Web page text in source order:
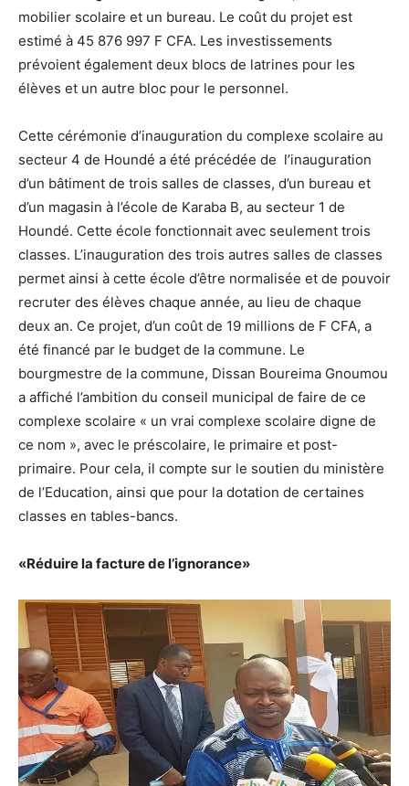
mobilier scolaire et un bureau. Le coût du projet est
estimé à 45 876 997 F CFA. Les investissements
prévoient également deux blocs de latrines pour les
élèves et un autre bloc pour le personnel.
Cette cérémonie d’inauguration du complexe scolaire au
secteur 4 de Houndé a été précédée de l’inauguration
d’un bâtiment de trois salles de classes, d’un bureau et
d’un magasin à l’école de Karaba B, au secteur 1 de
Houndé. Cette école fonctionnait avec seulement trois
classes. L’inauguration des trois autres salles de classes
permet ainsi à cette école d’être normalisée et de pouvoir
recruter des élèves chaque année, au lieu de chaque
deux an. Ce projet, d’un coût de 19 millions de F CFA, a
été financé par le budget de la commune. Le
bourgmestre de la commune, Dissan Boureima Gnoumou
a affiché l’ambition du conseil municipal de faire de ce
complexe scolaire « un vrai complexe scolaire digne de
ce nom », avec le préscolaire, le primaire et post-
primaire. Pour cela, il compte sur le soutien du ministère
de l’Education, ainsi que pour la dotation de certaines
classes en tables-bancs.
«Réduire la facture de l’ignorance»